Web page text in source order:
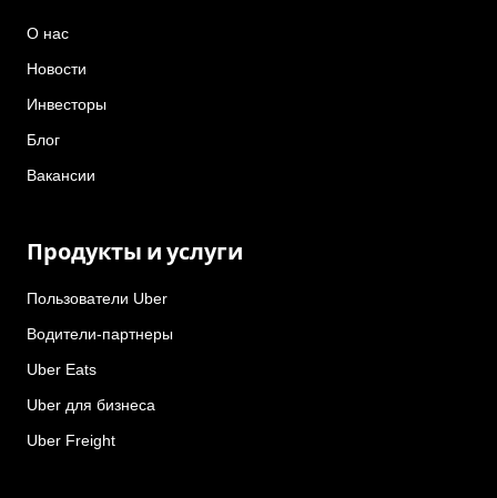
О нас
Новости
Инвесторы
Блог
Вакансии
Продукты и услуги
Пользователи Uber
Водители-партнеры
Uber Eats
Uber для бизнеса
Uber Freight